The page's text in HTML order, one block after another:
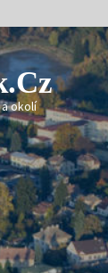
a okolí